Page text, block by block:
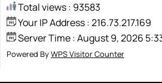
Total views : 93583
Your IP Address : 216.73.217.169
Server Time : August 9, 2026
Powered ByWPS Visitor Counter